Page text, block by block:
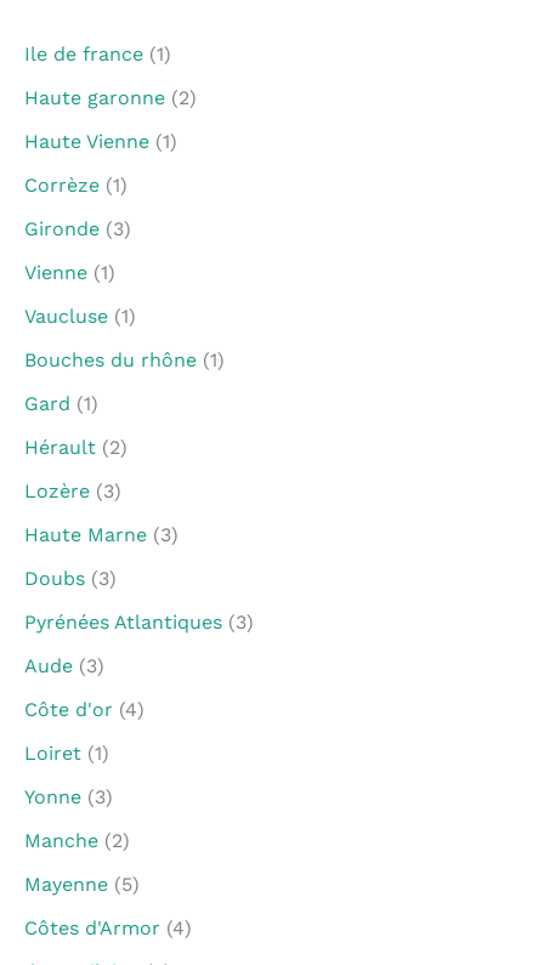
Ile de france (1)
Haute garonne (2)
Haute Vienne (1)
Corrèze (1)
Gironde (3)
Vienne (1)
Vaucluse (1)
Bouches du rhône (1)
Gard (1)
Hérault (2)
Lozère (3)
Haute Marne (3)
Doubs (3)
Pyrénées Atlantiques (3)
Aude (3)
Côte d'or (4)
Loiret (1)
Yonne (3)
Manche (2)
Mayenne (5)
Côtes d'Armor (4)